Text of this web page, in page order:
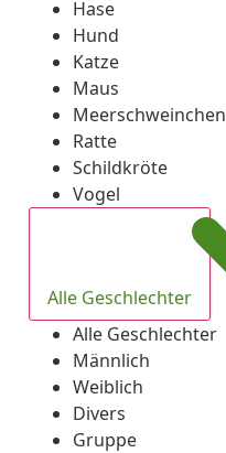
Hase
Hund
Katze
Maus
Meerschweinchen
Ratte
Schildkröte
Vogel
Alle Geschlechter
Alle Geschlechter
Männlich
Weiblich
Divers
Gruppe